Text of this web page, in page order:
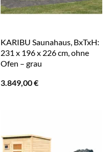
KARIBU Saunahaus, BxTxH:
231 x 196 x 226 cm, ohne
Ofen – grau
3.849,00€